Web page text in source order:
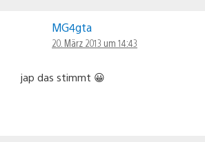
MG4gta
20. März 2013 um 14:43
jap das stimmt 😀